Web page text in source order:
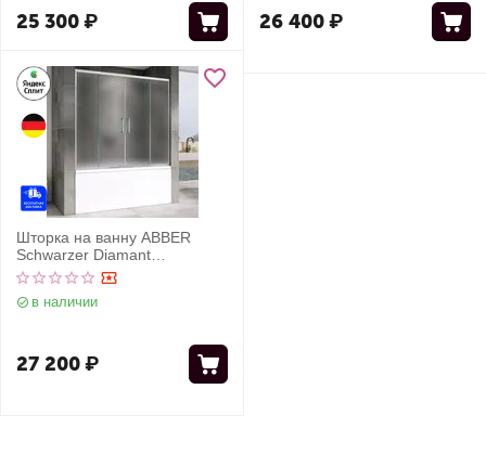
25 300₽ 26 400₽
Шторка на ванну ABBER
Schwarzer Diamant
AG57170M
в наличии
27 200₽